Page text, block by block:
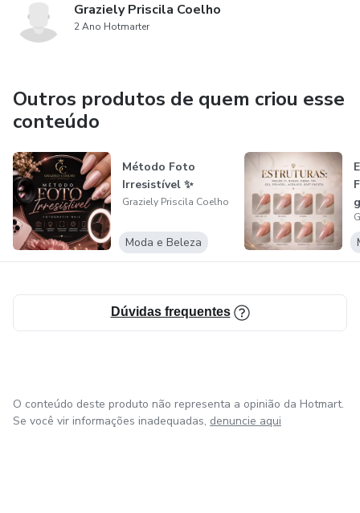
Graziely Priscila Coelho
2 Ano Hotmarter
Outros produtos de quem criou esse
conteúdo
Método Foto
Irresistível ✨
Graziely Priscila Coelho
Moda e Beleza
Dúvidas frequentes
O conteúdo deste produto não representa a opinião da Hotmart.
Se você vir informações inadequadas, denuncie aqui